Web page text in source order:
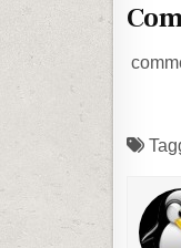
lumea